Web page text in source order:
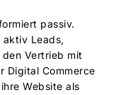
passiv.
Leads,
Vertrieb mit
Digital Commerce
Website als